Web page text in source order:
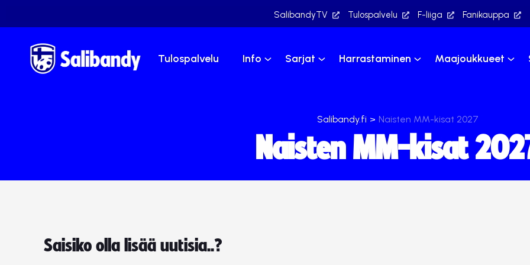
SalibandyTV Tulospalvelu F-liiga Fanikauppa
Tulospalvelu Info Sarjat Harrastaminen Maajoukkueet
Salibandy.fi > Naisten MM-kisat 2027
Naisten MM-kisat
Saisiko olla lisää uutisia..?